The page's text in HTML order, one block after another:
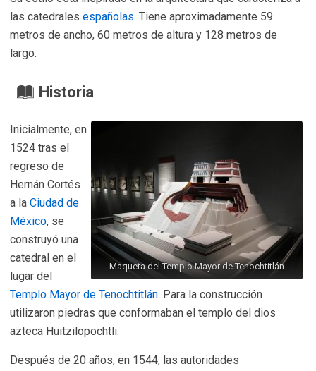
las catedrales españolas. Tiene aproximadamente 59
metros de ancho, 60 metros de altura y 128 metros de
largo.
Historia
Maqueta del Templo Mayor de Tenochtitlán
Inicialmente, en
1524 tras el
regreso de
Hernán Cortés
a la Ciudad de
México, se
construyó una
catedral en el
lugar del
Templo Mayor de Tenochtitlán. Para la construcción
utilizaron piedras que conformaban el templo del dios
azteca Huitzilopochtli.
Después de 20 años, en 1544, las autoridades